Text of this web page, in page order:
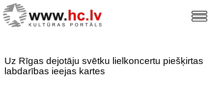
Uz Rīgas dejotāju svētku lielkoncertu piešķirtas
labdarības ieejas kartes